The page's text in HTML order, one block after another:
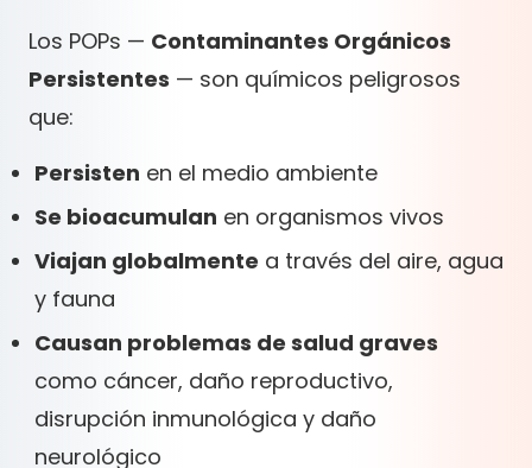
Los POPs — Contaminantes Orgánicos
Persistentes — son químicos peligrosos
que:
Persisten en el medio ambiente
Se bioacumulan en organismos vivos
Viajan globalmente a través del aire, agua
y fauna
Causan problemas de salud graves
como cáncer, daño reproductivo,
disrupción inmunológica y daño
neurológico